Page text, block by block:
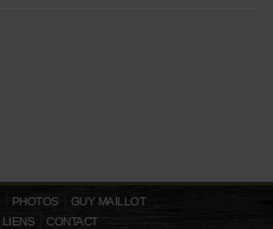
PHOTOS
GUY MAILLOT
LIENS CONTACT